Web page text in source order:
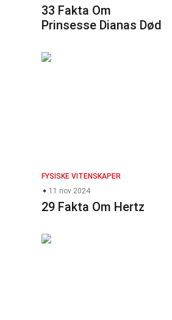
33 Fakta Om
Prinsesse Dianas Død
FYSISKE VITENSKAPER
11 nov 2024
29 Fakta Om Hertz